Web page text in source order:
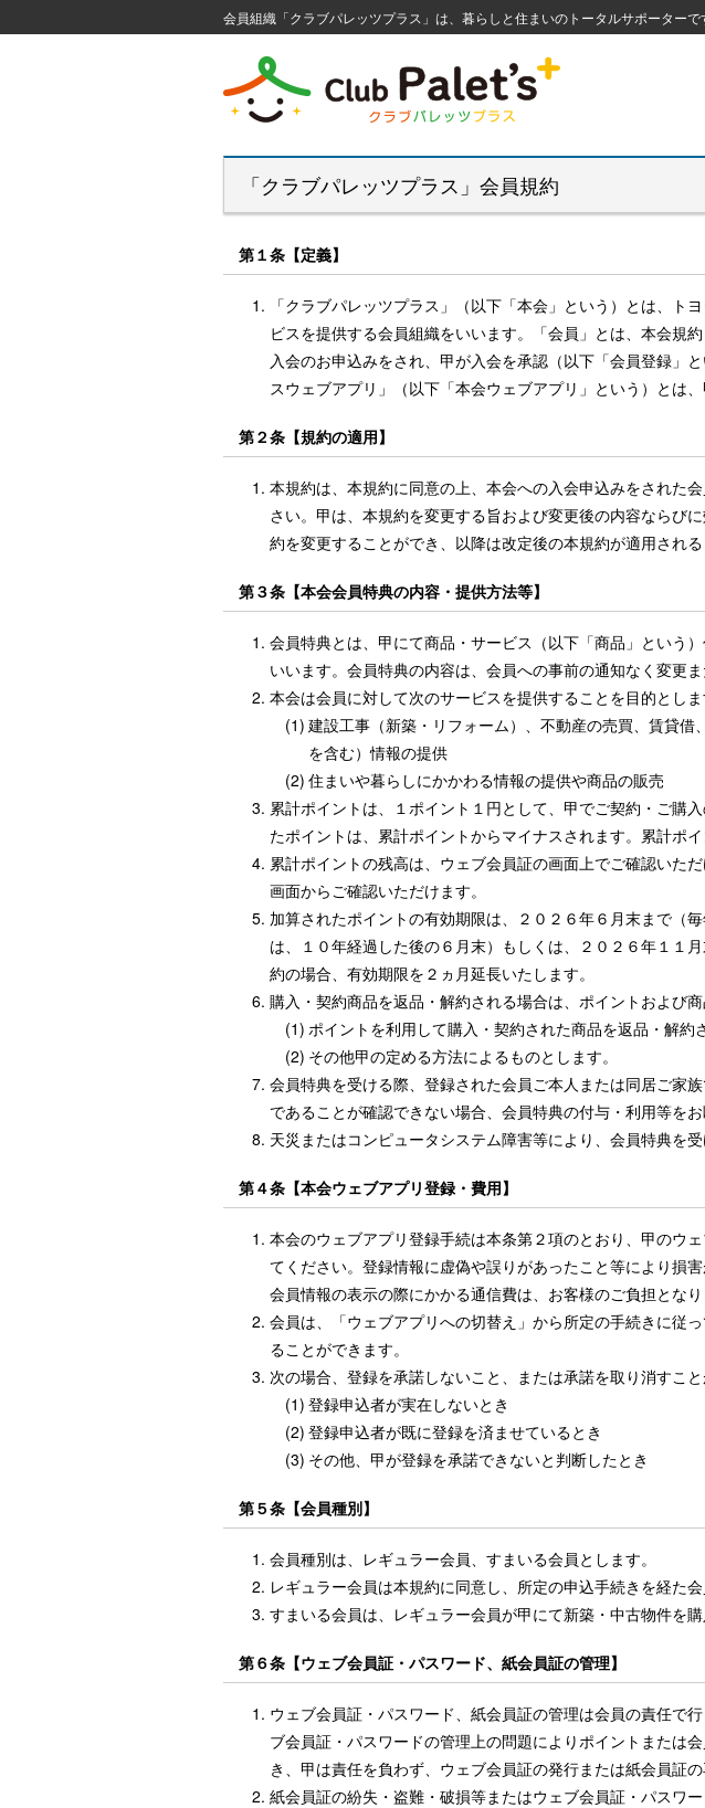
会員組織「クラブパレッツプラス」は、暮らしと住まいのトータルサポーターで
「クラブパレッツプラス」会員規約
第１条【定義】
「クラブパレッツプラス」（以下「本会」という）とは、
ビスを提供する会員組織をいいます。「会員」とは、本会規
入会のお申込みをされ、甲が入会を承認（以下「会員登録」
スウェブアプリ」（以下「本会ウェブアプリ」という）とは
第２条【規約の適用】
本規約は、本規約に同意の上、本会への入会申込みをされた
さい。甲は、本規約を変更する旨および変更後の内容ならび
約を変更することができ、以降は改定後の本規約が適用される
第３条【本会会員特典の内容・提供方法等】
会員特典とは、甲にて商品・サービス（以下「商品」という
いいます。会員特典の内容は、会員への事前の通知なく変更
本会は会員に対して次のサービスを提供することを目的としま
(1) 建設工事（新築・リフォーム）、不動産の売買、賃貸
を含む）情報の提供
(2) 住まいや暮らしにかかわる情報の提供や商品の販売
累計ポイントは、１ポイント１円として、甲でご契約・ご購
たポイントは、累計ポイントからマイナスされます。累計ポ
累計ポイントの残高は、ウェブ会員証の画面上でご確認いた
画面からご確認いただけます。
加算されたポイントの有効期限は、２０２６年６月末まで（
は、１０年経過した後の６月末）もしくは、２０２６年１１
約の場合、有効期限を２ヵ月延長いたします。
購入・契約商品を返品・解約される場合は、ポイントおよび
(1) ポイントを利用して購入・契約された商品を返品・解約
(2) その他甲の定める方法によるものとします。
会員特典を受ける際、登録された会員ご本人または同居ご家
であることが確認できない場合、会員特典の付与・利用等をお
天災またはコンピュータシステム障害等により、会員特典を
第４条【本会ウェブアプリ登録・費用】
本会のウェブアプリ登録手続は本条第２項のとおり、甲のウ
てください。登録情報に虚偽や誤りがあったこと等により損
会員情報の表示の際にかかる通信費は、お客様のご負担となり
会員は、「ウェブアプリへの切替え」から所定の手続きに従
ることができます。
次の場合、登録を承諾しないこと、または承諾を取り消すこ
(1) 登録申込者が実在しないとき
(2) 登録申込者が既に登録を済ませているとき
(3) その他、甲が登録を承諾できないと判断したとき
第５条【会員種別】
会員種別は、レギュラー会員、すまいる会員とします。
レギュラー会員は本規約に同意し、所定の申込手続きを経た会
すまいる会員は、レギュラー会員が甲にて新築・中古物件を
第６条【ウェブ会員証・パスワード、紙会員証の管理】
ウェブ会員証・パスワード、紙会員証の管理は会員の責任で
ブ会員証・パスワードの管理上の問題によりポイントまたは
き、甲は責任を負わず、ウェブ会員証の発行または紙会員証の
紙会員証の紛失・盗難・破損等またはウェブ会員証・パスワ